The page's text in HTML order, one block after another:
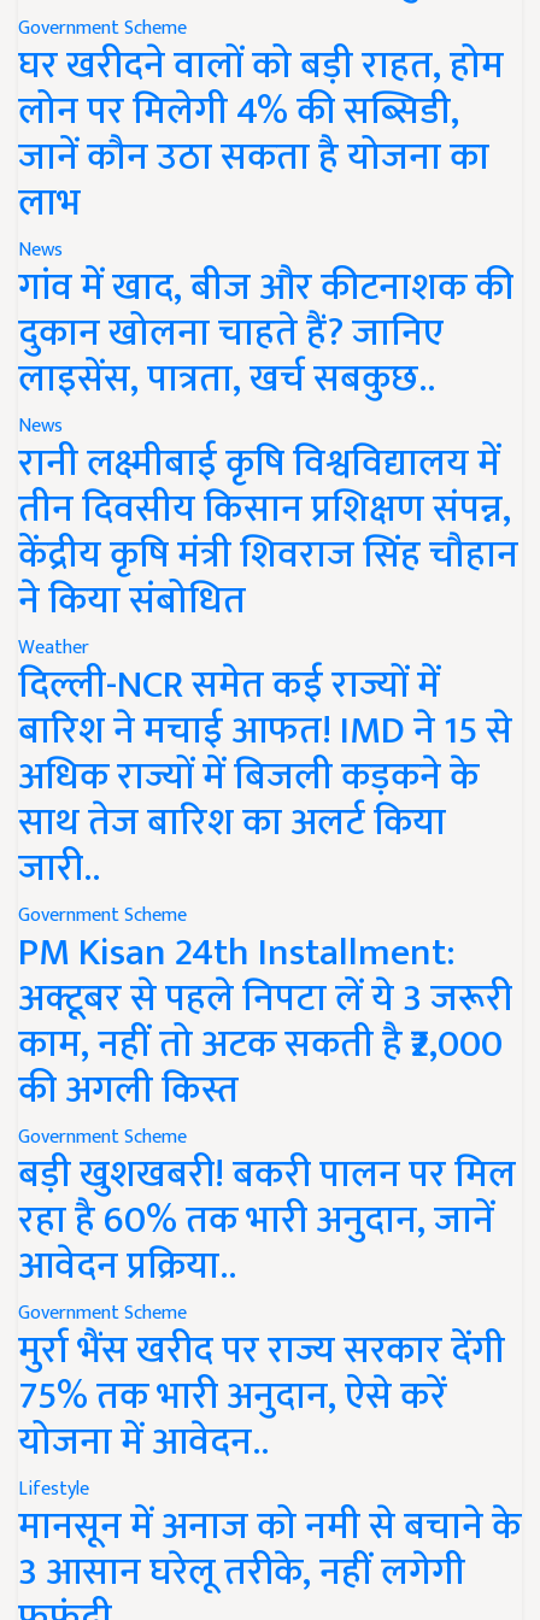
Government Scheme
घर खरीदने वालों को बड़ी राहत, होम
लोन पर मिलेगी 4% की सब्सिडी,
जानें कौन उठा सकता है योजना का
लाभ
News
गांव में खाद, बीज और कीटनाशक की
दुकान खोलना चाहते हैं? जानिए
लाइसेंस, पात्रता, खर्च सबकुछ..
News
रानी लक्ष्मीबाई कृषि विश्वविद्यालय में
तीन दिवसीय किसान प्रशिक्षण संपन्न,
केंद्रीय कृषि मंत्री शिवराज सिंह चौहान
ने किया संबोधित
Weather
दिल्ली-NCR समेत कई राज्यों में
बारिश ने मचाई आफत! IMD ने 15 से
अधिक राज्यों में बिजली कड़कने के
साथ तेज बारिश का अलर्ट किया
जारी..
Government Scheme
PM Kisan 24th Installment:
अक्टूबर से पहले निपटा लें ये 3 जरूरी
काम, नहीं तो अटक सकती है ₹2,000
की अगली किस्त
Government Scheme
बड़ी खुशखबरी! बकरी पालन पर मिल
रहा है 60% तक भारी अनुदान, जानें
आवेदन प्रक्रिया..
Government Scheme
मुर्रा भैंस खरीद पर राज्य सरकार देंगी
75% तक भारी अनुदान, ऐसे करें
योजना में आवेदन..
Lifestyle
मानसून में अनाज को नमी से बचाने के
3 आसान घरेलू तरीके, नहीं लगेगी